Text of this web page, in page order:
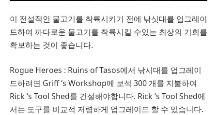
이 전설적인 물고기를 착륙시키기 전에 낚싯대를 업그레이
드하여 까다로운 물고기를 착륙시킬 수있는 최상의 기회를
확보하는 것이 좋습니다.
Rogue Heroes : Ruins of Tasos에서 낚시대를 업그레이
드하려면 Griff ‘s Workshop에 보석 300 개를 지불하여
Rick ‘s Tool Shed를 건설해야합니다. Rick ‘s Tool Shed에
서는 도구를 비교적 저렴하게 업그레이드 할 수 있습니다.